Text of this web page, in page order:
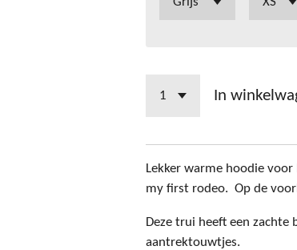
In
Lekker warme hoodie
my first rodeo. Op de
Deze trui heeft een
aantrektouwtjes.